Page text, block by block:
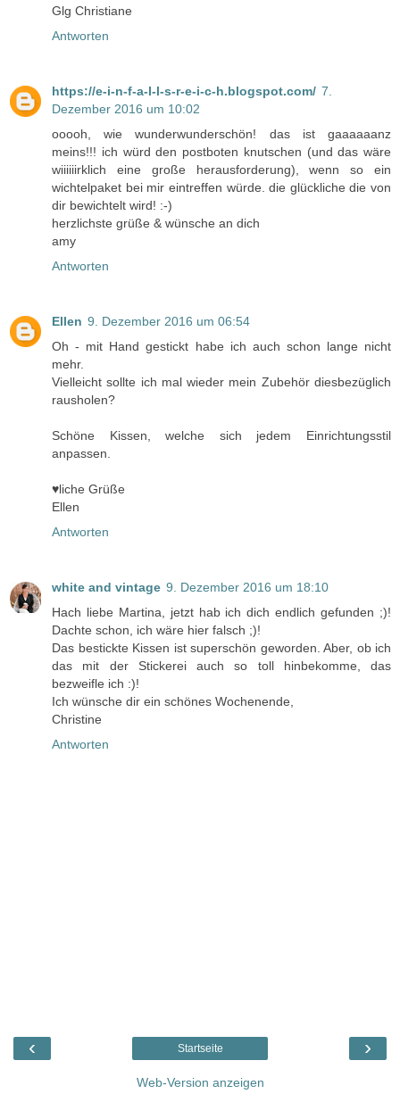
Glg Christiane
Antworten
https://e-i-n-f-a-l-l-s-r-e-i-c-h.blogspot.com/ 7.
Dezember 2016 um 10:02
ooooh, wie wunderwunderschön! das ist gaaaaaanz
meins!!! ich würd den postboten knutschen (und das wäre
wiiiiiirklich eine große herausforderung), wenn so ein
wichtelpaket bei mir eintreffen würde. die glückliche die von
dir bewichtelt wird! :-)
herzlichste grüße & wünsche an dich
amy
Antworten
Ellen 9. Dezember 2016 um 06:54
Oh - mit Hand gestickt habe ich auch schon lange nicht
mehr.
Vielleicht sollte ich mal wieder mein Zubehör diesbezüglich
rausholen?
Schöne Kissen, welche sich jedem Einrichtungsstil
anpassen.
♥liche Grüße
Ellen
Antworten
white and vintage 9. Dezember 2016 um 18:10
Hach liebe Martina, jetzt hab ich dich endlich gefunden ;)!
Dachte schon, ich wäre hier falsch ;)!
Das bestickte Kissen ist superschön geworden. Aber, ob ich
das mit der Stickerei auch so toll hinbekomme, das
bezweifle ich :)!
Ich wünsche dir ein schönes Wochenende,
Christine
Antworten
‹ ›
Startseite
Web-Version anzeigen